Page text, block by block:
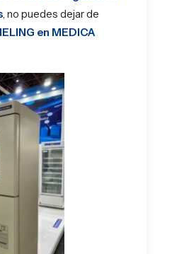
, no puedes dejar de
en MEDICA